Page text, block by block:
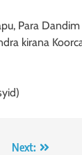
Para
kirana
Next: